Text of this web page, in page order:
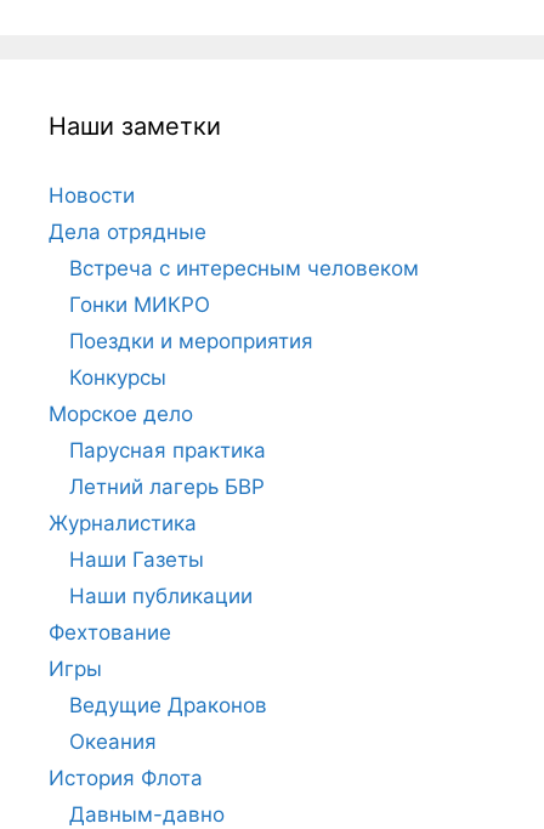
Наши заметки
Новости
Дела отрядные
Встреча с интересным человеком
Гонки МИКРО
Поездки и мероприятия
Конкурсы
Морское дело
Парусная практика
Летний лагерь БВР
Журналистика
Наши Газеты
Наши публикации
Фехтование
Игры
Ведущие Драконов
Океания
История Флота
Давным-давно